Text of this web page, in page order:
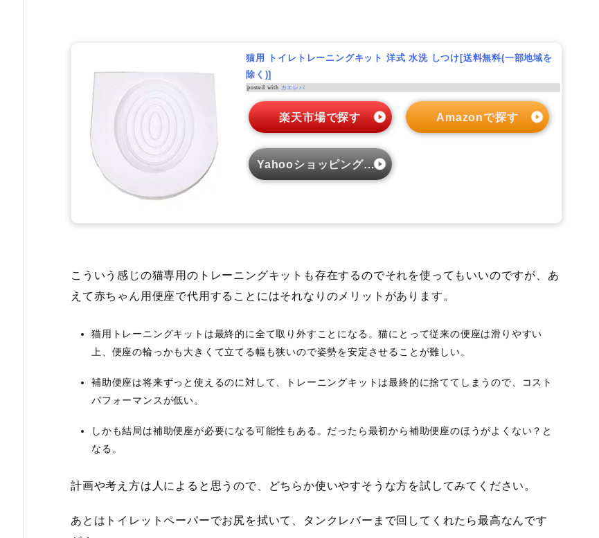
猫用 トイレトレーニングキット 洋式 水洗 しつけ[送料無料(一部地域を
除く)]
posted with カエレバ
楽天市場で探す Amazonで探す
Yahooショッピングで探す
こういう感じの猫専用のトレーニングキットも存在するのでそれを使ってもいいのですが、あ
えて赤ちゃん用便座で代用することにはそれなりのメリットがあります。
猫用トレーニングキットは最終的に全て取り外すことになる。猫にとって従来の便座は滑りやすい
上、便座の輪っかも大きくて立てる幅も狭いので姿勢を安定させることが難しい。
補助便座は将来ずっと使えるのに対して、トレーニングキットは最終的に捨ててしまうので、コスト
パフォーマンスが低い。
しかも結局は補助便座が必要になる可能性もある。だったら最初から補助便座のほうがよくない？と
なる。
計画や考え方は人によると思うので、どちらか使いやすそうな方を試してみてください。
あとはトイレットペーパーでお尻を拭いて、タンクレバーまで回してくれたら最高なんです